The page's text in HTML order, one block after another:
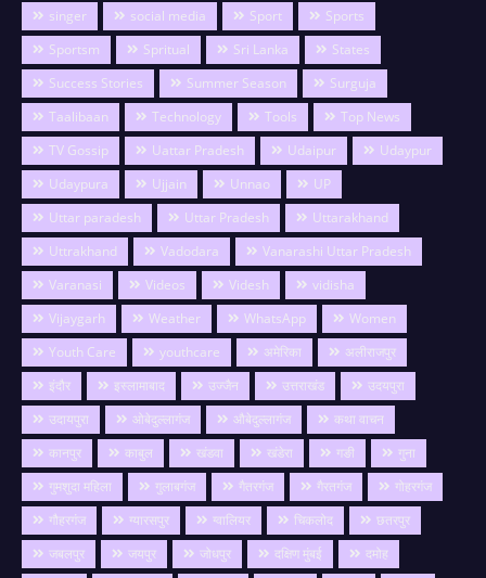
singer
social media Sport
Sports
Sportsm
Spritual Sri Lanka
States
Success Stories
Summer Season
Surguja
Taalibaan
Technology Tools
Top News
TV Gossip
Uattar Pradesh Udaipur
Udaypur
Udaypura
Ujjain Unnao
UP
Uttar paradesh
Uttar Pradesh
Uttarakhand
Uttrakhand
Vadodara
Vanarashi Uttar Pradesh
Varanasi
Videos Videsh
vidisha
Vijaygarh
Weather WhatsApp
Women
Youth Care
youthcare अमेरिका
अलीराजपुर
इंदौर
इस्लामाबाद उज्जैन उत्तराखंड
उदयपुरा
उदायपुरा
ओबेदुल्लागंज औबेदुल्लागंज
कथा वाचन
कानपुर
काबुल खंडवा खंडेरा गङी
गुना
गुमशुदा महिला
गुलाबगंज गैतरगंज गैरतगंज
गोहरगंज
गौहरगंज
ग्यारसपुर ग्वालियर चिकलोद
छतरपुर
जबलपुर
जयपुर जोधपुर दक्षिण मुंबई
दमोह